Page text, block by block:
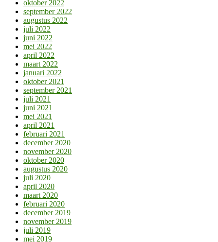
oktober 2022
september 2022
augustus 2022
juli 2022
juni 2022
mei 2022
april 2022
maart 2022
januari 2022
oktober 2021
september 2021
juli 2021
juni 2021
mei 2021
april 2021
februari 2021
december 2020
november 2020
oktober 2020
augustus 2020
juli 2020
april 2020
maart 2020
februari 2020
december 2019
november 2019
juli 2019
mei 2019